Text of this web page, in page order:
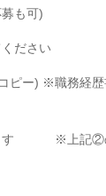
も可)
ださい
ー) ※職務経歴
ます ※上記②の